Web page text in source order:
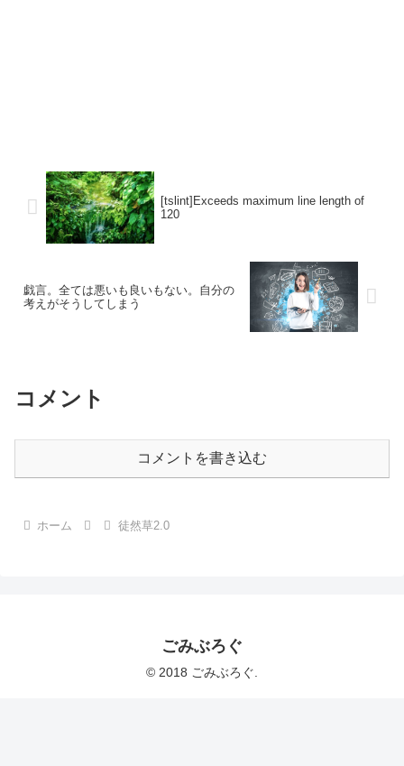
[tslint]Exceeds maximum line length of
120
戯言。全ては悪いも良いもない。自分の
考えがそうしてしまう
コメント
コメントを書き込む
ホーム 徒然草2.0
ごみぶろぐ
© 2018 ごみぶろぐ.